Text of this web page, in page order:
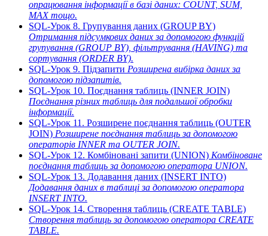
опрацювання інформації в базі даних: COUNT, SUM,
MAX тощо.
SQL-Урок 8. Групування даних (GROUP BY)
Отримання підсумкових даних за допомогою функцій
групування (GROUP BY), фільтрування (HAVING) та
сортування (ORDER BY).
SQL-Урок 9. Підзапити Розширена вибірка даних за
допомогою підзапитів.
SQL-Урок 10. Поєднання таблиць (INNER JOIN)
Поєднання різних таблиць для подальшої обробки
інформації.
SQL-Урок 11. Розширене поєднання таблиць (OUTER
JOIN) Розширене поєднання таблиць за допомогою
операторів INNER та OUTER JOIN.
SQL-Урок 12. Комбіновані запити (UNION) Комбіноване
поєднання таблиць за допомогою оператора UNION.
SQL-Урок 13. Додавання даних (INSERT INTO)
Додавання даних в таблиці за допомогою оператора
INSERT INTO.
SQL-Урок 14. Створення таблиць (CREATE TABLE)
Створення таблиць за допомогою оператора CREATE
TABLE.